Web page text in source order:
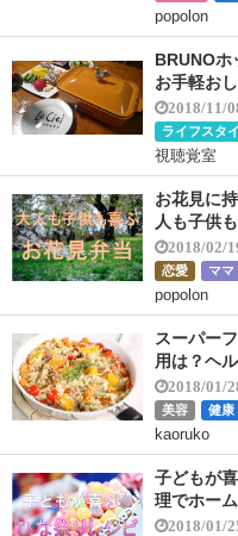
popolon
BRUNOホ
お手軽お
2018/11/
ライフスタ
視聴覚室
お花見に
人も子供
2018/02/
恋愛 ママ
popolon
スーパー
用は？ヘ
2018/01/
美容 健康
kaoruko
子どもが
理でホー
2018/01/